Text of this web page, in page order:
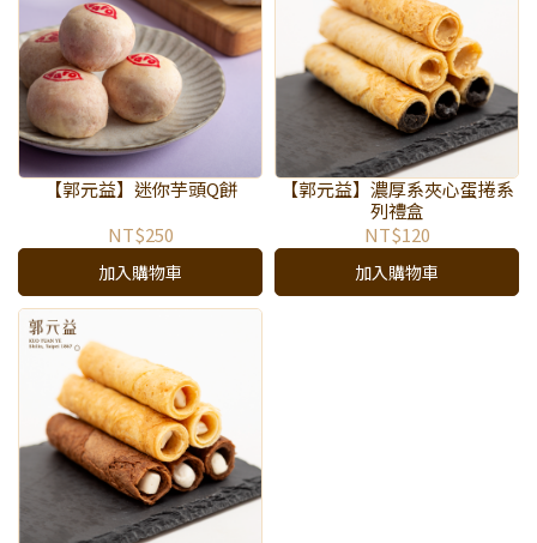
【郭元益】迷你芋頭Q餅
NT$250
加入購物車
【郭元益】濃厚系夾心蛋捲系
列禮盒
NT$120
加入購物車